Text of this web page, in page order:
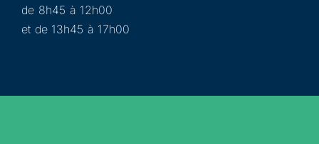
de 8h45 à 12h00
et de 13h45 à 17h00